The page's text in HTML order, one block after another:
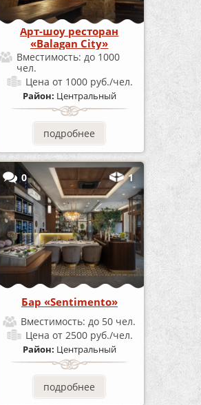
Арт-шоу ресторан
«Balagan City»
Вместимость: до 1000
чел.
Цена от 1000 руб./чел.
Район: Центральный
подробнее
0 1
Бар «Sentimento»
Вместимость:до 50 чел.
Цена от 2500 руб./чел.
Район: Центральный
подробнее